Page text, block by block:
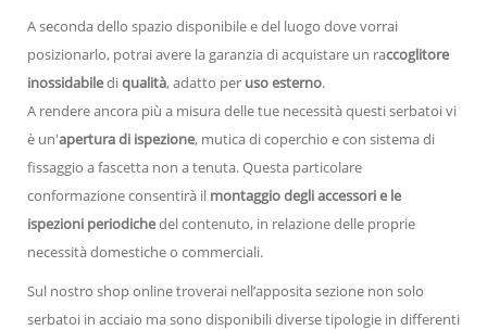
A seconda dello spazio disponibile e del luogo dove vorrai
posizionarlo, potrai avere la garanzia di acquistare un raccoglitore
inossidabilediqualità, adatto per uso esterno.
A rendere ancora più a misura delle tue necessità questi serbatoi vi
è un'apertura di ispezione, mutica di coperchio e con sistema di
fissaggio a fascetta non a tenuta. Questa particolare
conformazione consentirà il montaggio degli accessori e le
ispezioni periodichedel contenuto, in relazione delle proprie
necessità domestiche o commerciali.
Sul nostro shop online troverai nell’apposita sezione non solo
serbatoi in acciaio ma sono disponibili diverse tipologie in differenti